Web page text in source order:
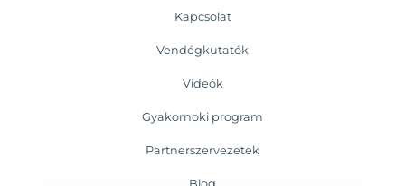
Kapcsolat
Vendégkutatók
Videók
Gyakornoki program
Partnerszervezetek